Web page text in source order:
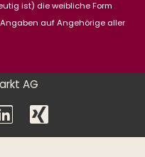
ist) die weibliche Form
auf Angehörige aller
AG